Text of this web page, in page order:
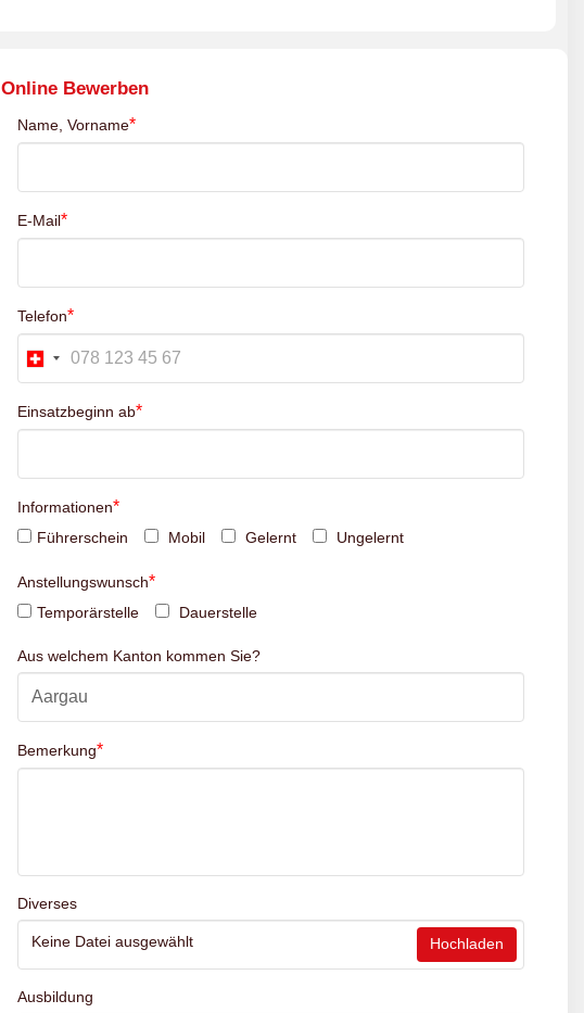
Online Bewerben
Name, Vorname*
E-Mail*
Telefon*
Einsatzbeginn ab*
Informationen*
Führerschein Mobil Gelernt Ungelernt
Anstellungswunsch*
Temporärstelle Dauerstelle
Aus welchem Kanton kommen Sie?
Bemerkung*
Diverses
Keine Datei ausgewählt Hochladen
Ausbildung